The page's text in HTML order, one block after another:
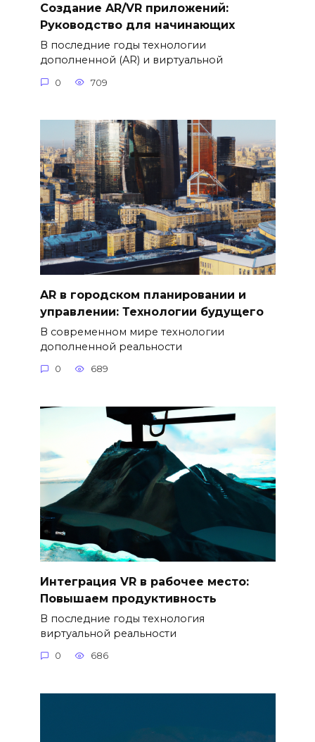
Создание AR/VR приложений:
Руководство для начинающих
В последние годы технологии
дополненной (AR) и виртуальной
0 709
AR в городском планировании и
управлении: Технологии будущего
В современном мире технологии
дополненной реальности
0 689
Интеграция VR в рабочее место:
Повышаем продуктивность
В последние годы технология
виртуальной реальности
0 686